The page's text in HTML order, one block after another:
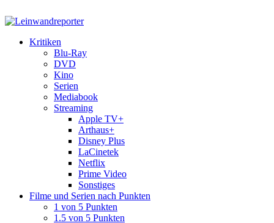
Kritiken
Blu-Ray
DVD
Kino
Serien
Mediabook
Streaming
Apple TV+
Arthaus+
Disney Plus
LaCinetek
Netflix
Prime Video
Sonstiges
Filme und Serien nach Punkten
1 von 5 Punkten
1.5 von 5 Punkten